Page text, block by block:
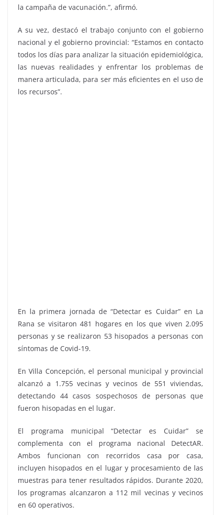
la campaña de vacunación.”, afirmó.
A su vez, destacó el trabajo conjunto con el gobierno
nacional y el gobierno provincial: “Estamos en contacto
todos los días para analizar la situación epidemiológica,
las nuevas realidades y enfrentar los problemas de
manera articulada, para ser más eficientes en el uso de
los recursos”.
En la primera jornada de “Detectar es Cuidar” en La
Rana se visitaron 481 hogares en los que viven 2.095
personas y se realizaron 53 hisopados a personas con
síntomas de Covid-19.
En Villa Concepción, el personal municipal y provincial
alcanzó a 1.755 vecinas y vecinos de 551 viviendas,
detectando 44 casos sospechosos de personas que
fueron hisopadas en el lugar.
El programa municipal “Detectar es Cuidar” se
complementa con el programa nacional DetectAR.
Ambos funcionan con recorridos casa por casa,
incluyen hisopados en el lugar y procesamiento de las
muestras para tener resultados rápidos. Durante 2020,
los programas alcanzaron a 112 mil vecinas y vecinos
en 60 operativos.